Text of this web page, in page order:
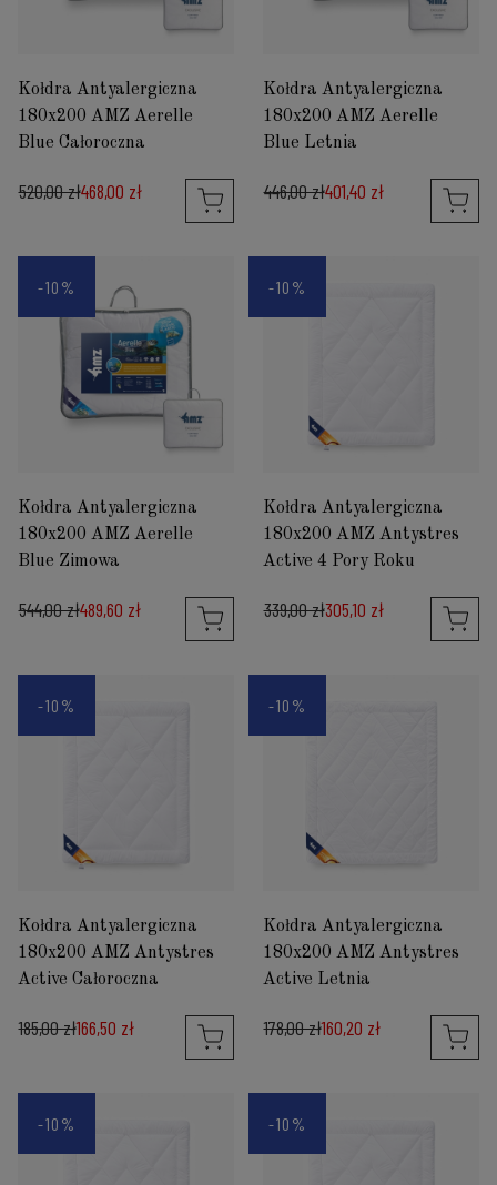
Kołdra Antyalergiczna
180x200 AMZ Aerelle
Blue Całoroczna
520,00 zł468,00 zł
Kołdra Antyalergiczna
180x200 AMZ Aerelle
Blue Letnia
446,00 zł401,40 zł
Kołdra Antyalergiczna
180x200 AMZ Aerelle
Blue Zimowa
544,00 zł489,60 zł
-10%
Kołdra Antyalergiczna
180x200 AMZ Antystres
Active 4 Pory Roku
339,00 zł305,10 zł
-10%
Kołdra Antyalergiczna
180x200 AMZ Antystres
Active Całoroczna
185,00 zł166,50 zł
-10%
Kołdra Antyalergiczna
180x200 AMZ Antystres
Active Letnia
178,00 zł160,20 zł
-10%
-10% -10%